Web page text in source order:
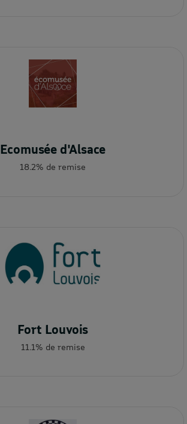
Ecomusée d'Alsace
18.2% de remise
Fort Louvois
11.1% de remise